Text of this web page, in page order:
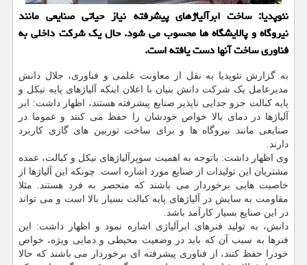
نئوپدیا: ساخت ابرآلیاژهای پیشرفته نیاز حیاتی صنایعی مانند
نیروگاه و پالایشگاه ها محسوب می شود. حال یک شرکت داخلی به
فناوری ساخت آنها دست یافته است.
به گزارش نئوپدیا به نقل از معاونت علمی و فناوری، جلال دانش
مدیرعامل یک شرکت دانش بنیان با اعلان اینکه آلیاژهای پایه نیکل و
پایه کبالت جزو جدایی ناپذیر صنایع پیشرفته هستند، اظهار داشت: ابر
آلیاژها در دمای بالا خواص خودشان را حفظ می کنند و عموما در
صنایعی مانند نیروگاه ها و برای ساخت توربین های گازی کاربرد
دارند.
وی اظهار داشت: باتوجه به اهمیت سوپرآلیاژهای نیکل و کبالت، عمده
مشتریان این تولیدات از صنایع مورد اشاره است. چونکه این آلیاژها از
خاصیت هایی برخوردار می باشند که منحصر به فرد هستند. مثلا
مقاومت به سایش در آلیاژهای پایه کبالت بسیار بالا است و می تواند
در این صنایع بسیار کارآمد باشد.
دانش، به تولید فنرهای ابرآلیاژی اشاره نمود و اظهار داشت: این
فنرها به سبب آن که باید در وضعیت محیطی و دمایی ویژه، خواص
خودرا حفظ کنند، از فناوری پیشرفته ای برخوردار می باشند که حالا